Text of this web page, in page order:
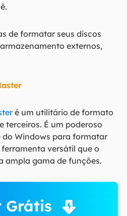
de formatar seus discos
externos,
é um utilitário de formato
terceiros. É um poderoso
Windows para formatar
versátil que o
ampla gama de funções.
Grátis